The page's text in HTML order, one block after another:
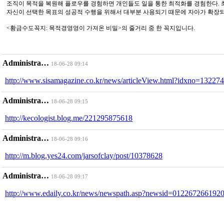
조직이 목적을 복원해 플로우를 경험하면 개인들도 일을 통한 최적화를 경험한
자신이 선택한 목표의 성공적 수행을 위해서 대부분 사용되기 때문에 자아가 확장
<황금수도꼭지: 목적경영영이 가져온 비밀>의 줄거리 중 한 꼭지입니다.
Administra… 18-06-28 09:14
http://www.sisamagazine.co.kr/news/articleView.html?idxno=132274
Administra… 18-06-28 09:15
http://kecologist.blog.me/221295875618
Administra… 18-06-28 09:16
http://m.blog.yes24.com/jarsofclay/post/10378628
Administra… 18-06-28 09:17
http://www.edaily.co.kr/news/